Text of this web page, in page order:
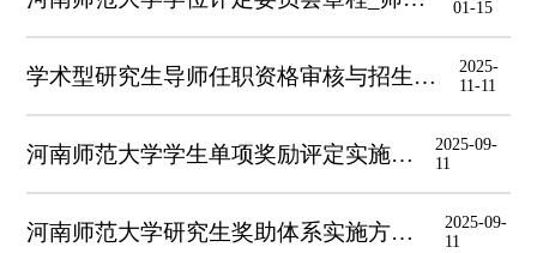
01-15
学术型研究生导师任职资格审核与招生资格认定各学科补充条件
2025-
11-11
河南师范大学学生单项奖励评定实施办法
2025-09-
11
河南师范大学研究生奖助体系实施方案（修订）
2025-09-
11